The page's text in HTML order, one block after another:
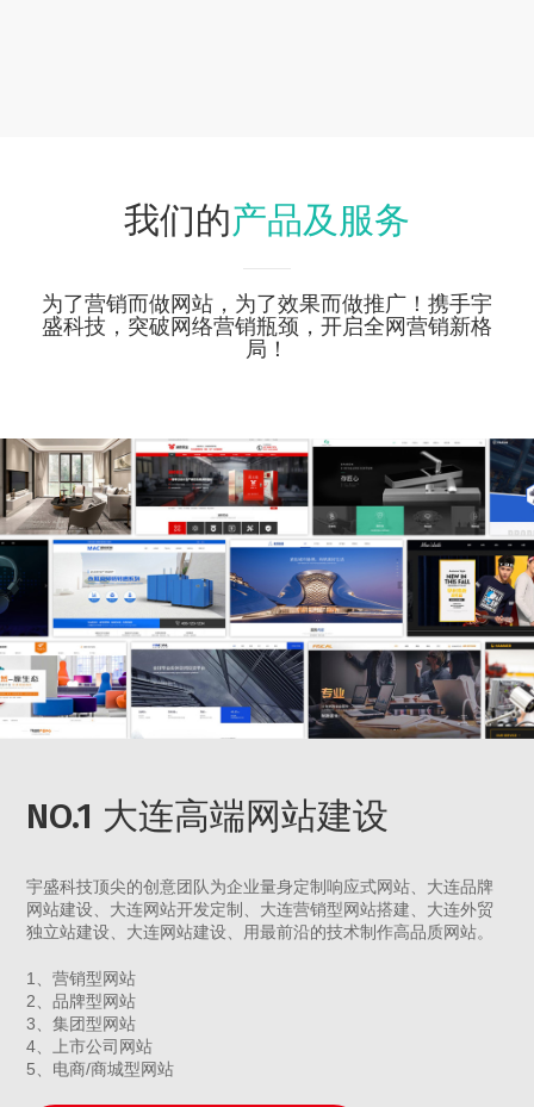
我们的产品及服务
为了营销而做网站，为了效果而做推广！携手宇
盛科技，突破网络营销瓶颈，开启全网营销新格
局！
NO.1 大连高端网站建设
宇盛科技顶尖的创意团队为企业量身定制响应式网站、大连品牌
网站建设、大连网站开发定制、大连营销型网站搭建、大连外贸
独立站建设、大连网站建设、用最前沿的技术制作高品质网站。
1、营销型网站
2、品牌型网站
3、集团型网站
4、上市公司网站
5、电商/商城型网站